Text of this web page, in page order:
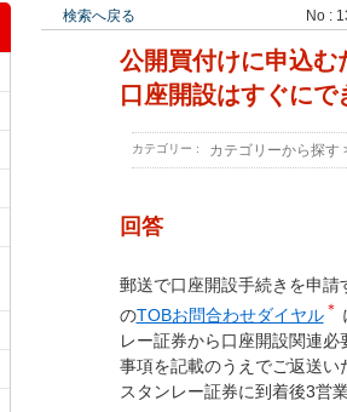
検索へ戻る No :
公開買付けに申込む
口座開設はすぐにで
カテゴリー : カテゴリーから探す
回答
郵送で口座開設手続きを申
のTOBお問合わせダイヤル ＊
レー証券から口座開設関連
事項を記載のうえでご返送い
スタンレー証券に到着後3営